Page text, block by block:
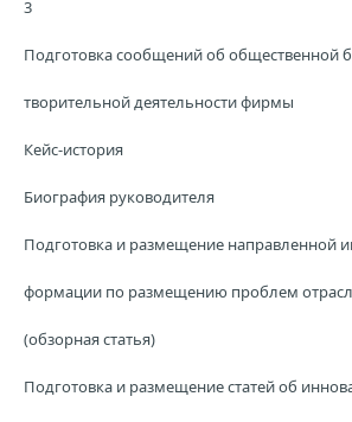
3
Подготовка сообщений об общественной
творительной деятельности фирмы
Кейс-история
Биография руководителя
Подготовка и размещение направленной
формации по размещению проблем
(обзорная статья)
Подготовка и размещение статей об